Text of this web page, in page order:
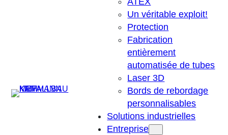
Un véritable exploit!
Protection
Fabrication
entièrement
automatisée de tubes
Laser 3D
Bords de rebordage
personnalisables
Solutions industrielles
Entreprise